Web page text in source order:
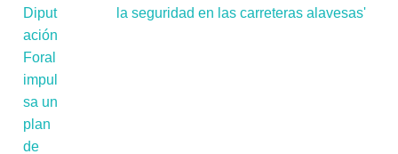
la seguridad en las carreteras alavesas'